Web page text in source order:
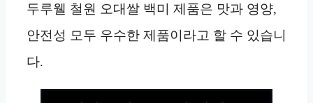
두루웰 철원 오대쌀 백미 제품은 맛과 영양,
안전성 모두 우수한 제품이라고 할 수 있습니
다.